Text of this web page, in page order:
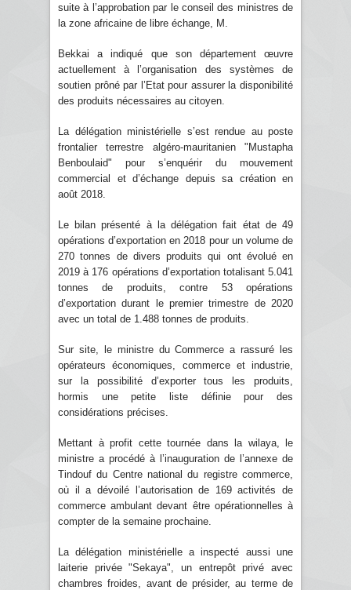
suite à l’approbation par le conseil des ministres de
la zone africaine de libre échange, M.
Bekkai a indiqué que son département œuvre
actuellement à l’organisation des systèmes de
soutien prôné par l’Etat pour assurer la disponibilité
des produits nécessaires au citoyen.
La délégation ministérielle s’est rendue au poste
frontalier terrestre algéro-mauritanien "Mustapha
Benboulaid" pour s’enquérir du mouvement
commercial et d’échange depuis sa création en
août 2018.
Le bilan présenté à la délégation fait état de 49
opérations d’exportation en 2018 pour un volume de
270 tonnes de divers produits qui ont évolué en
2019 à 176 opérations d’exportation totalisant 5.041
tonnes de produits, contre 53 opérations
d’exportation durant le premier trimestre de 2020
avec un total de 1.488 tonnes de produits.
Sur site, le ministre du Commerce a rassuré les
opérateurs économiques, commerce et industrie,
sur la possibilité d’exporter tous les produits,
hormis une petite liste définie pour des
considérations précises.
Mettant à profit cette tournée dans la wilaya, le
ministre a procédé à l’inauguration de l’annexe de
Tindouf du Centre national du registre commerce,
où il a dévoilé l’autorisation de 169 activités de
commerce ambulant devant être opérationnelles à
compter de la semaine prochaine.
La délégation ministérielle a inspecté aussi une
laiterie privée "Sekaya", un entrepôt privé avec
chambres froides, avant de présider, au terme de